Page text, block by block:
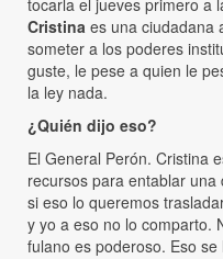
tocarla el jueves primero a
Cristina es una ciudadana
someter a los poderes
guste, le pese a quien le
la ley nada.
¿Quién dijo eso?
El General Perón. Cristina
recursos para entablar
si eso lo queremos
y yo a eso no lo comparto.
fulano es poderoso. Eso